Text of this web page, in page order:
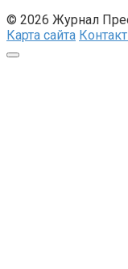
© 2026 Журнал
Карта сайта